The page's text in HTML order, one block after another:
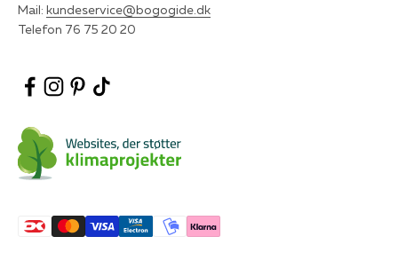
Mail: kundeservice@bogogide.dk
Telefon 76 75 20 20